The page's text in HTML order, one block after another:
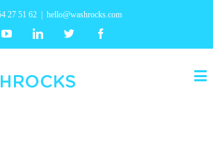
27 51 62 hello@washrocks.com
YoutubeLinkedin Twitter